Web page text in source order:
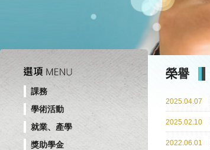
課務
學術活動
就業、產學
獎助學金
榮譽
2025.04.07
2025.02.10
2022.06.01